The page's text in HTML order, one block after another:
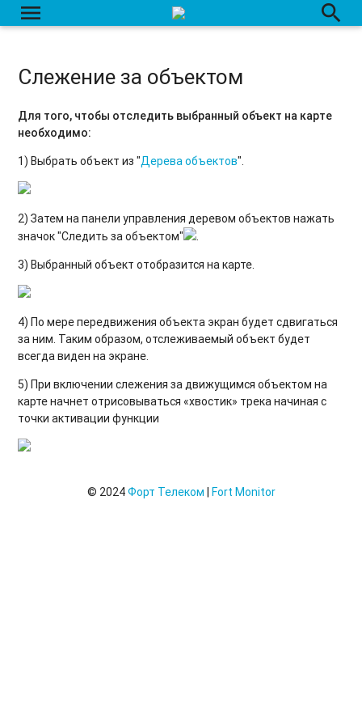
menu
Вкладка "Датчики"
Сырые данные
Перенос данных с одного объекта на другой
search
Слежение за объектом
Для того, чтобы отследить выбранный объект на карте
необходимо:
1) Выбрать объект из "Дерева объектов".
2) Затем на панели управления деревом объектов нажать
значок "Следить за объектом"
.
3) Выбранный объект отобразится на карте.
4) По мере передвижения объекта экран будет сдвигаться
за ним. Таким образом, отслеживаемый объект будет
всегда виден на экране.
5) При включении слежения за движущимся объектом на
карте начнет отрисовываться «хвостик» трека начиная с
точки активации функции
© 2024Форт Телеком | Fort Monitor